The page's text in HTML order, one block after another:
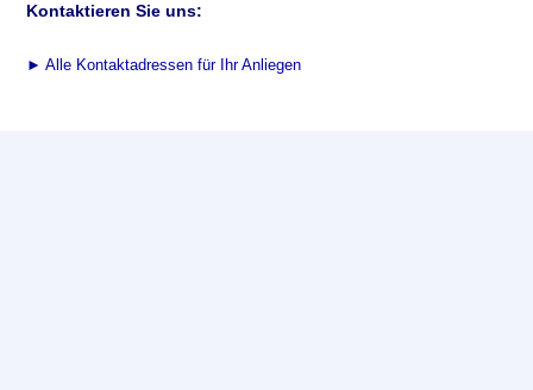
Kontaktieren Sie uns:
► Alle Kontaktadressen für Ihr Anliegen